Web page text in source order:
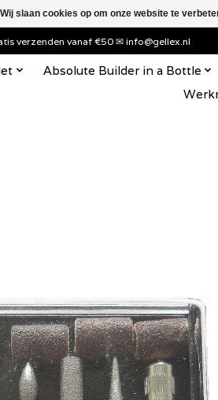
verzenden vanaf €50 ✉ info@gellex.nl
Absolute Builder in a Bottle
Wij slaan cookies op om onze website te